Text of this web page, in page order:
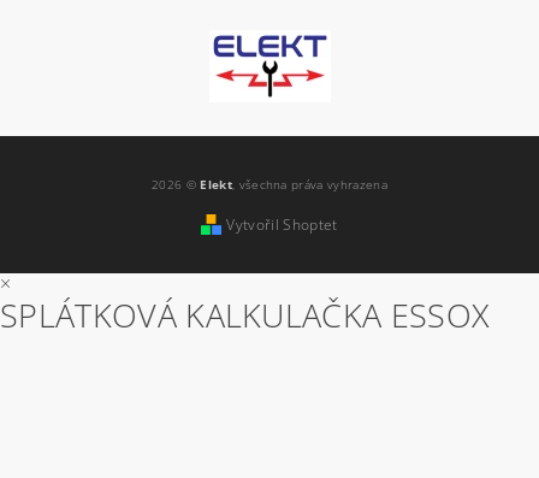
2026 © Elekt, všechna práva vyhrazena
Vytvořil Shoptet
×
SPLÁTKOVÁ KALKULAČKA ESSOX